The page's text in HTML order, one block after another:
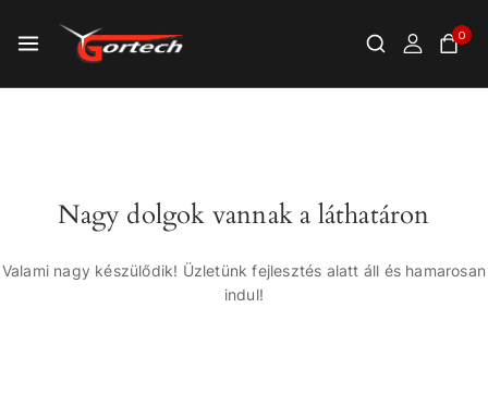
0
Nagy dolgok vannak a láthatáron
Valami nagy készülődik! Üzletünk fejlesztés alatt áll és hamarosan
indul!